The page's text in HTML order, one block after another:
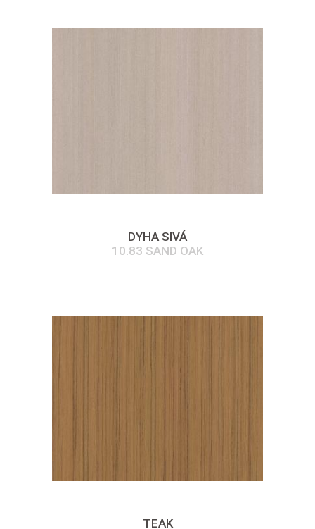
DYHA SIVÁ
10.83 SAND OAK
TEAK